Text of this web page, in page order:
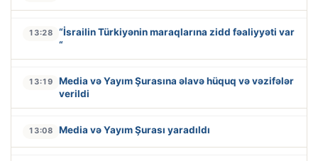
13:28
“İsrailin Türkiyənin maraqlarına zidd fəaliyyəti var
“
13:19
Media və Yayım Şurasına əlavə hüquq və vəzifələr
verildi
13:08 Media və Yayım Şurası yaradıldı